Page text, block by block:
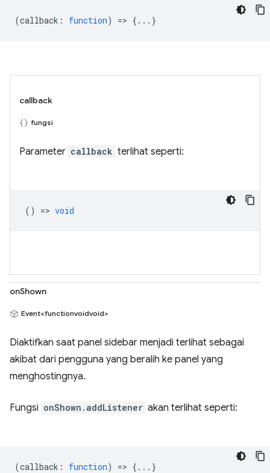
(callback : function) => {...}
callback
fungsi
Parameter callback terlihat seperti:
() => void
onShown
Event<functionvoidvoid>
Diaktifkan saat panel sidebar menjadi terlihat sebagai
akibat dari pengguna yang beralih ke panel yang
menghostingnya.
Fungsi onShown.addListener akan terlihat seperti:
(callback : function) => {...}